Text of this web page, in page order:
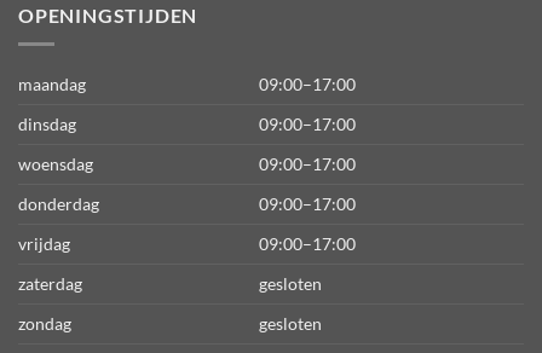
OPENINGSTIJDEN
maandag
09:00–17:00
dinsdag
09:00–17:00
woensdag
09:00–17:00
donderdag
09:00–17:00
vrijdag
09:00–17:00
zaterdag
gesloten
zondag
gesloten